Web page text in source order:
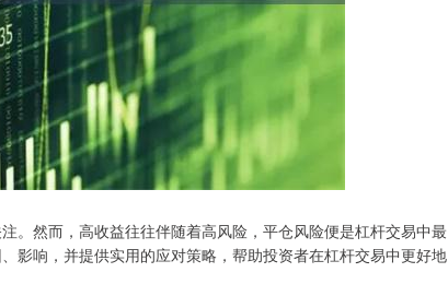
。然而，高收益往往伴随着高风险，平仓风险便是杠杆交易中最
影响，并提供实用的应对策略，帮助投资者在杠杆交易中更好地